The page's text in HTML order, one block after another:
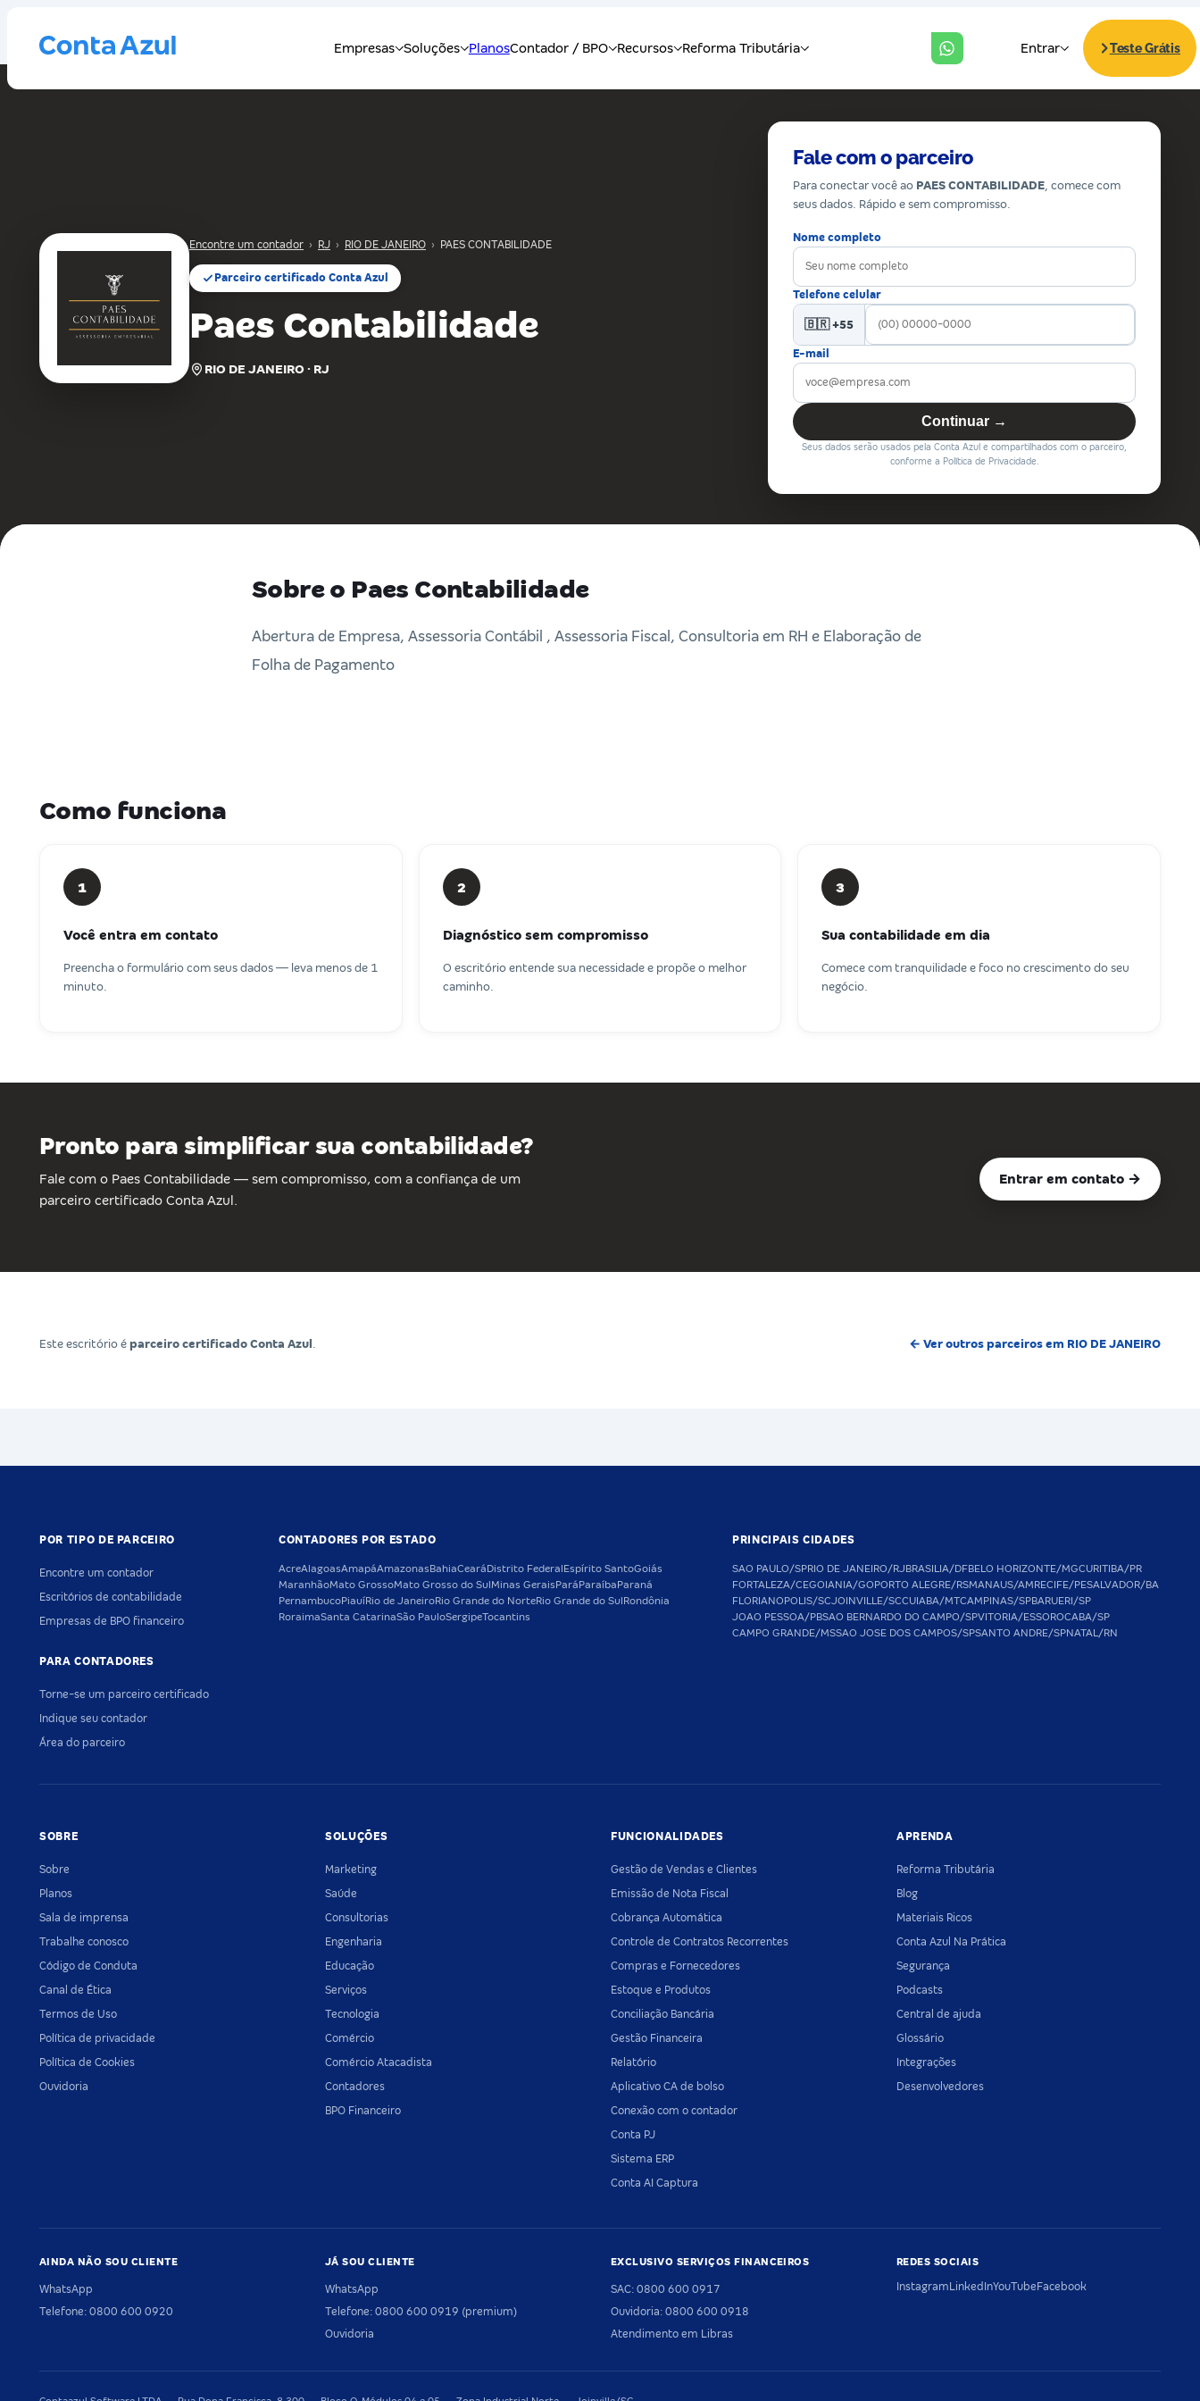
Encontre um contador › RJ › RIO DE JANEIRO › PAES CONTABILIDADE
Parceiro certificado Conta Azul
Paes Contabilidade
RIO DE JANEIRO · RJ
Fale com o parceiro
Para conectar você ao PAES CONTABILIDADE, comece com
seus dados. Rápido e sem compromisso.
Nome completo
Telefone celular
🇧🇷 +55
E-mail
Continuar →
Seus dados serão usados pela Conta Azul e compartilhados com o parceiro,
conforme a Política de Privacidade.
Sobre o Paes Contabilidade
Abertura de Empresa, Assessoria Contábil , Assessoria Fiscal, Consultoria em RH e Elaboração de
Folha de Pagamento
Como funciona
1
Você entra em contato
Preencha o formulário com seus dados — leva menos de 1
minuto.
2
Diagnóstico sem compromisso
O escritório entende sua necessidade e propõe o melhor
caminho.
3
Sua contabilidade em dia
Comece com tranquilidade e foco no crescimento do seu
negócio.
Pronto para simplificar sua contabilidade?
Fale com o Paes Contabilidade — sem compromisso, com a confiança de um
parceiro certificado Conta Azul.
Entrar em contato →
Este escritório é parceiro certificado Conta Azul . ← Ver outros parceiros em RIO DE JANEIRO
POR TIPO DE PARCEIRO
Encontre um contador
Escritórios de contabilidade
Empresas de BPO financeiro
PARA CONTADORES
Torne-se um parceiro certificado
Indique seu contador
Área do parceiro
CONTADORES POR ESTADO
AcreAlagoasAmapáAmazonasBahiaCearáDistrito FederalEspírito SantoGoiás
MaranhãoMato GrossoMato Grosso do SulMinas GeraisParáParaíbaParaná
PernambucoPiauíRio de JaneiroRio Grande do NorteRio Grande do SulRondônia
RoraimaSanta CatarinaSão PauloSergipeTocantins
PRINCIPAIS CIDADES
SAO PAULO/SPRIO DE JANEIRO/RJBRASILIA/DFBELO HORIZONTE/MGCURITIBA/PR
FORTALEZA/CEGOIANIA/GOPORTO ALEGRE/RSMANAUS/AMRECIFE/PESALVADOR/BA
FLORIANOPOLIS/SCJOINVILLE/SCCUIABA/MTCAMPINAS/SPBARUERI/SP
JOAO PESSOA/PBSAO BERNARDO DO CAMPO/SPVITORIA/ESSOROCABA/SP
CAMPO GRANDE/MSSAO JOSE DOS CAMPOS/SPSANTO ANDRE/SPNATAL/RN
SOBRE
Sobre
Planos
Sala de imprensa
Trabalhe conosco
Código de Conduta
Canal de Ética
Termos de Uso
Política de privacidade
Política de Cookies
Ouvidoria
SOLUÇÕES
Marketing
Saúde
Consultorias
Engenharia
Educação
Serviços
Tecnologia
Comércio
Comércio Atacadista
Contadores
BPO Financeiro
FUNCIONALIDADES
Gestão de Vendas e Clientes
Emissão de Nota Fiscal
Cobrança Automática
Controle de Contratos Recorrentes
Compras e Fornecedores
Estoque e Produtos
Conciliação Bancária
Gestão Financeira
Relatório
Aplicativo CA de bolso
Conexão com o contador
Conta PJ
Sistema ERP
Conta AI Captura
APRENDA
Reforma Tributária
Blog
Materiais Ricos
Conta Azul Na Prática
Segurança
Podcasts
Central de ajuda
Glossário
Integrações
Desenvolvedores
AINDA NÃO SOU CLIENTE
WhatsApp
Telefone: 0800 600 0920
JÁ SOU CLIENTE
WhatsApp
Telefone: 0800 600 0919 (premium)
Ouvidoria
EXCLUSIVO SERVIÇOS FINANCEIROS
SAC: 0800 600 0917
Ouvidoria: 0800 600 0918
Atendimento em Libras
REDES SOCIAIS
InstagramLinkedInYouTubeFacebook